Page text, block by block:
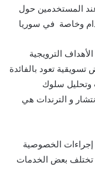
المستخدمين حول
وخاصة في سوريا
الترويجية
تسويقية تعود بالفائدة
وتحليل سلوك
و الترندات هي
الخصوصية
تختلف بعض الخدمات